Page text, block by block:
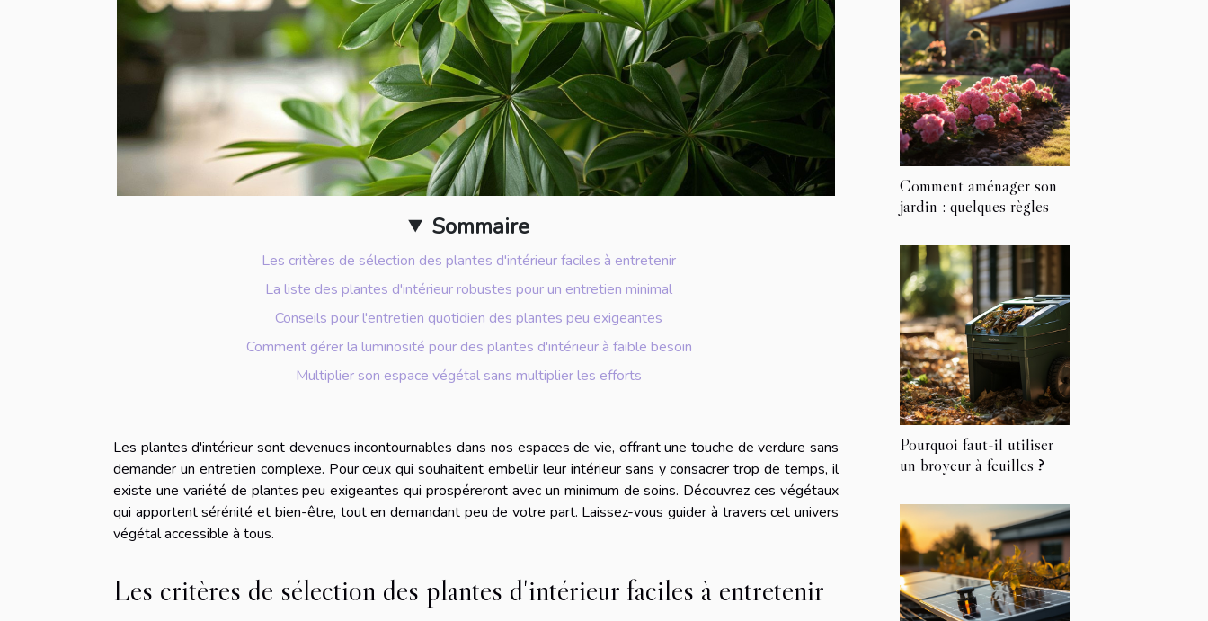
Sommaire
Les critères de sélection des plantes d'intérieur faciles à entretenir
La liste des plantes d'intérieur robustes pour un entretien minimal
Conseils pour l'entretien quotidien des plantes peu exigeantes
Comment gérer la luminosité pour des plantes d'intérieur à faible besoin
Multiplier son espace végétal sans multiplier les efforts
Les plantes d'intérieur sont devenues incontournables dans nos espaces de vie, offrant une touche de verdure sans
demander un entretien complexe. Pour ceux qui souhaitent embellir leur intérieur sans y consacrer trop de temps, il
existe une variété de plantes peu exigeantes qui prospéreront avec un minimum de soins. Découvrez ces végétaux
qui apportent sérénité et bien-être, tout en demandant peu de votre part. Laissez-vous guider à travers cet univers
végétal accessible à tous.
Les critères de sélection des plantes d'intérieur faciles à entretenir
Comment aménager son
jardin : quelques règles
Pourquoi faut-il utiliser
un broyeur à feuilles ?